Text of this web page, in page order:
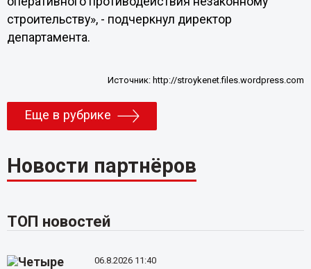
строительству», - подчеркнул директор
департамента.
Источник: http://stroykenet.files.wordpress.com
Еще в рубрике
Новости партнёров
ТОП новостей
06.8.2026 11:40